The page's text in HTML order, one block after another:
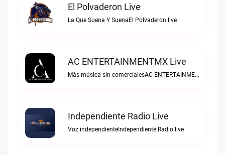
El Polvaderon Live
La Que Suena Y SuenaEl Polvaderon live
AC ENTERTAINMENTMX Live
Más música sin comercialesAC ENTERTAINMENTMX live
Independiente Radio Live
Voz independienteIndependiente Radio live